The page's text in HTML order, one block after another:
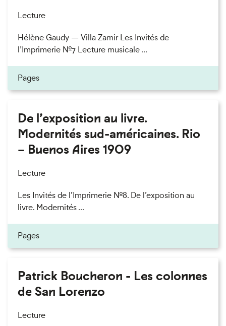
Lecture
Hélène Gaudy — Villa Zamir Les Invités de
l’Imprimerie n°7 Lecture musicale ...
Pages
De l’exposition au livre.
Modernités sud-américaines. Rio
– Buenos Aires 1909
Lecture
Les Invités de l’Imprimerie n°8. De l’exposition au
livre. Modernités ...
Pages
Patrick Boucheron - Les colonnes
de San Lorenzo
Lecture